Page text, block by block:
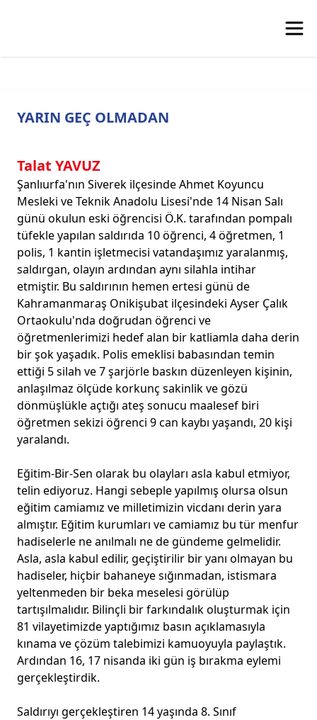
YARIN GEÇ OLMADAN
Talat YAVUZ
Şanlıurfa'nın Siverek ilçesinde Ahmet Koyuncu
Mesleki ve Teknik Anadolu Lisesi'nde 14 Nisan Salı
günü okulun eski öğrencisi Ö.K. tarafından pompalı
tüfekle yapılan saldırıda 10 öğrenci, 4 öğretmen, 1
polis, 1 kantin işletmecisi vatandaşımız yaralanmış,
saldırgan, olayın ardından aynı silahla intihar
etmiştir. Bu saldırının hemen ertesi günü de
Kahramanmaraş Onikişubat ilçesindeki Ayser Çalık
Ortaokulu'nda doğrudan öğrenci ve
öğretmenlerimizi hedef alan bir katliamla daha derin
bir şok yaşadık. Polis emeklisi babasından temin
ettiği 5 silah ve 7 şarjörle baskın düzenleyen kişinin,
anlaşılmaz ölçüde korkunç sakinlik ve gözü
dönmüşlükle açtığı ateş sonucu maalesef biri
öğretmen sekizi öğrenci 9 can kaybı yaşandı, 20 kişi
yaralandı.
Eğitim-Bir-Sen olarak bu olayları asla kabul etmiyor,
telin ediyoruz. Hangi sebeple yapılmış olursa olsun
eğitim camiamız ve milletimizin vicdanı derin yara
almıştır. Eğitim kurumları ve camiamız bu tür menfur
hadiselerle ne anılmalı ne de gündeme gelmelidir.
Asla, asla kabul edilir, geçiştirilir bir yanı olmayan bu
hadiseler, hiçbir bahaneye sığınmadan, istismara
yeltenmeden bir beka meselesi görülüp
tartışılmalıdır. Bilinçli bir farkındalık oluşturmak için
81 vilayetimizde yaptığımız basın açıklamasıyla
kınama ve çözüm talebimizi kamuoyuyla paylaştık.
Ardından 16, 17 nisanda iki gün iş bırakma eylemi
gerçekleştirdik.
Saldırıyı gerçekleştiren 14 yaşında 8. Sınıf